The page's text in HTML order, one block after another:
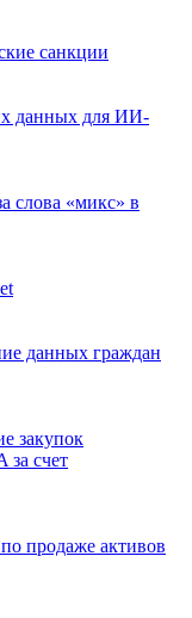
санкции
данных для ИИ-
слова «микс» в
данных граждан
закупок
за счет
продаже активов